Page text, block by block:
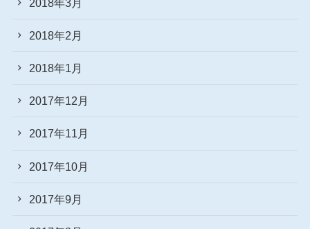
2018年3月
2018年2月
2018年1月
2017年12月
2017年11月
2017年10月
2017年9月